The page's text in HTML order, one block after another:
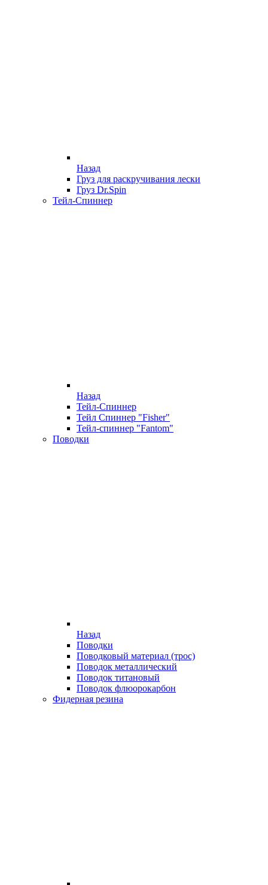
Назад
Груз для раскручивания лески
Груз Dr.Spin
Тейл-Спиннер
Назад
Тейл-Спиннер
Тейл Спиннер "Fisher"
Тейл-спиннер "Fantom"
Поводки
Назад
Поводки
Поводковый материал (трос)
Поводок металлический
Поводок титановый
Поводок флюорокарбон
Фидерная резина